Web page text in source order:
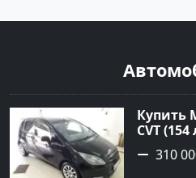
Купить
CVT
цвет
310